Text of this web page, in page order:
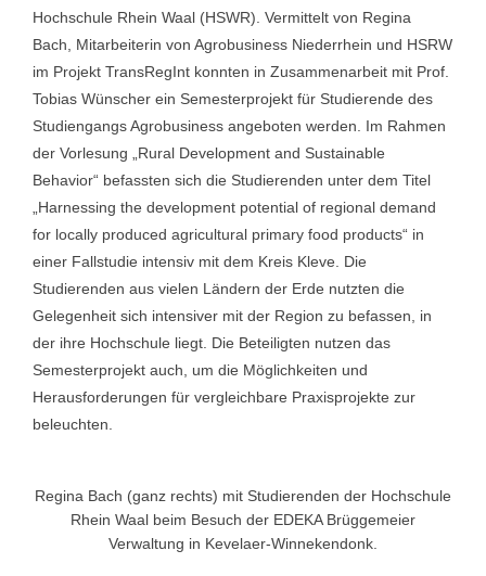
Hochschule Rhein Waal (HSWR). Vermittelt von Regina
Bach, Mitarbeiterin von Agrobusiness Niederrhein und HSRW
im Projekt TransRegInt konnten in Zusammenarbeit mit Prof.
Tobias Wünscher ein Semesterprojekt für Studierende des
Studiengangs Agrobusiness angeboten werden. Im Rahmen
der Vorlesung „Rural Development and Sustainable
Behavior“ befassten sich die Studierenden unter dem Titel
„Harnessing the development potential of regional demand
for locally produced agricultural primary food products“ in
einer Fallstudie intensiv mit dem Kreis Kleve. Die
Studierenden aus vielen Ländern der Erde nutzten die
Gelegenheit sich intensiver mit der Region zu befassen, in
der ihre Hochschule liegt. Die Beteiligten nutzen das
Semesterprojekt auch, um die Möglichkeiten und
Herausforderungen für vergleichbare Praxisprojekte zur
beleuchten.
Regina Bach (ganz rechts) mit Studierenden der Hochschule
Rhein Waal beim Besuch der EDEKA Brüggemeier
Verwaltung in Kevelaer-Winnekendonk.